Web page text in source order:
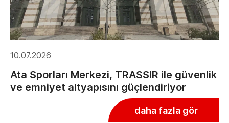
10.07.2026
Ata Sporları Merkezi, TRASSIR ile güvenlik
ve emniyet altyapısını güçlendiriyor
daha fazla gör